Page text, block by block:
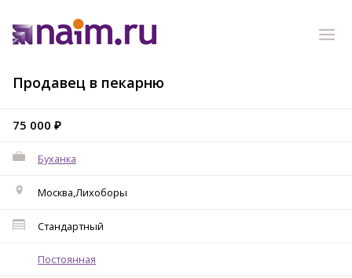
Продавец в пекарню
75 000 ₽
Буханка
Москва,Лихоборы
Стандартный
Постоянная